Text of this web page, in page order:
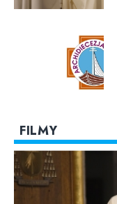
FILMY